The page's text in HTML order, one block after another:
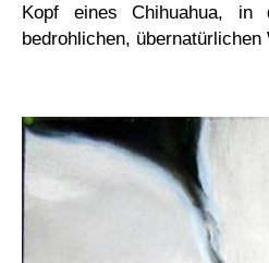
Kopf eines Chihuahua,
bedrohlichen, übernatürlichen